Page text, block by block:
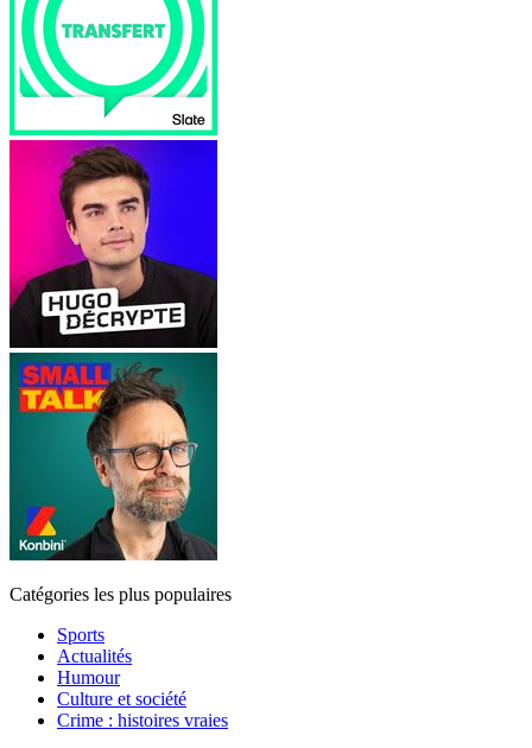
Catégories les plus populaires
Sports
Actualités
Humour
Culture et société
Crime : histoires vraies